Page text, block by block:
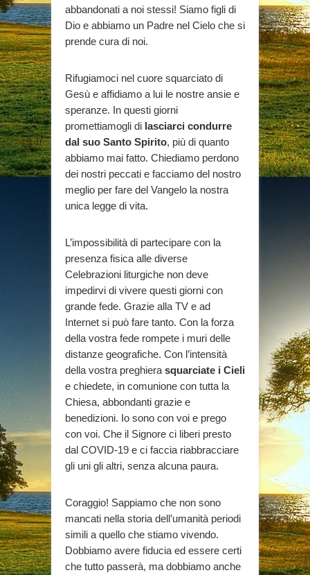
abbandonati a noi stessi! Siamo figli di
Dio e abbiamo un Padre nel Cielo che si
prende cura di noi.
Rifugiamoci nel cuore squarciato di
Gesù e affidiamo a lui le nostre ansie e
speranze. In questi giorni
promettiamogli di lasciarci condurre
dal suo Santo Spirito, più di quanto
abbiamo mai fatto. Chiediamo perdono
dei nostri peccati e facciamo del nostro
meglio per fare del Vangelo la nostra
unica legge di vita.
L’impossibilità di partecipare con la
presenza fisica alle diverse
Celebrazioni liturgiche non deve
impedirvi di vivere questi giorni con
grande fede. Grazie alla TV e ad
Internet si può fare tanto. Con la forza
della vostra fede rompete i muri delle
distanze geografiche. Con l’intensità
della vostra preghiera squarciate i Cieli
e chiedete, in comunione con tutta la
Chiesa, abbondanti grazie e
benedizioni. Io sono con voi e prego
con voi. Che il Signore ci liberi presto
dal COVID-19 e ci faccia riabbracciare
gli uni gli altri, senza alcuna paura.
Coraggio! Sappiamo che non sono
mancati nella storia dell’umanità periodi
simili a quello che stiamo vivendo.
Dobbiamo avere fiducia ed essere certi
che tutto passerà, ma dobbiamo anche